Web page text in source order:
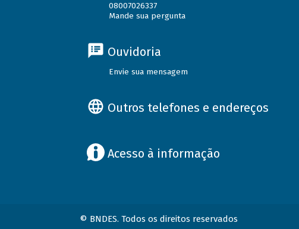
08007026337
Mande sua pergunta
Ouvidoria
Envie sua mensagem
Outros telefones e endereços
Acesso à informação
© BNDES. Todos os direitos reservados